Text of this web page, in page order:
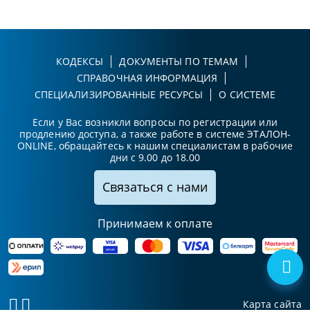
КОДЕКСЫ
ДОКУМЕНТЫ ПО ТЕМАМ
СПРАВОЧНАЯ ИНФОРМАЦИЯ
СПЕЦИАЛИЗИРОВАННЫЕ РЕСУРСЫ
О СИСТЕМЕ
Если у Вас возникли вопросы по регистрации или
продлению доступа, а также работе в системе ЭТАЛОН-
ONLINE, обращайтесь к нашим специалистам в рабочие
дни с 9.00 до 18.00
Связаться с нами
Принимаем к оплате
Карта сайта